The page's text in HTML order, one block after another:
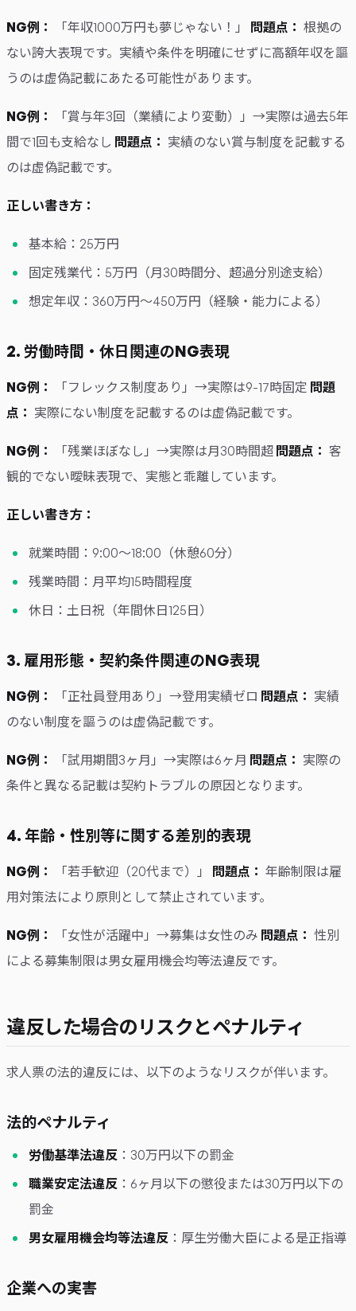
NG例： 「年収1000万円も夢じゃない！」 問題点： 根拠の
ない誇大表現です。実績や条件を明確にせずに高額年収を謳
うのは虚偽記載にあたる可能性があります。
NG例：
「賞与年3回（業績により変動）」→実際は過去5年
間で1回も支給なし 問題点： 実績のない賞与制度を記載する
のは虚偽記載です。
正しい書き方：
基本給：25万円
固定残業代：5万円（月30時間分、超過分別途支給）
想定年収：360万円〜450万円（経験・能力による）
2. 労働時間・休日関連のNG表現
NG例： 「フレックス制度あり」→実際は9-17時固定 問題
点： 実際にない制度を記載するのは虚偽記載です。
NG例： 「残業ほぼなし」→実際は月30時間超 問題点： 客
観的でない曖昧表現で、実態と乖離しています。
正しい書き方：
就業時間：9:00〜18:00（休憩60分）
残業時間：月平均15時間程度
休日：土日祝（年間休日125日）
3. 雇用形態・契約条件関連のNG表現
NG例： 「正社員登用あり」→登用実績ゼロ 問題点： 実績
のない制度を謳うのは虚偽記載です。
NG例： 「試用期間3ヶ月」→実際は6ヶ月 問題点： 実際の
条件と異なる記載は契約トラブルの原因となります。
4. 年齢・性別等に関する差別的表現
NG例： 「若手歓迎（20代まで）」 問題点： 年齢制限は雇
用対策法により原則として禁止されています。
NG例： 「女性が活躍中」→募集は女性のみ 問題点： 性別
による募集制限は男女雇用機会均等法違反です。
違反した場合のリスクとペナルティ
求人票の法的違反には、以下のようなリスクが伴います。
法的ペナルティ
労働基準法違反 ：30万円以下の罰金
職業安定法違反 ：6ヶ月以下の懲役または30万円以下の
罰金
男女雇用機会均等法違反 ：厚生労働大臣による是正指導
企業への実害